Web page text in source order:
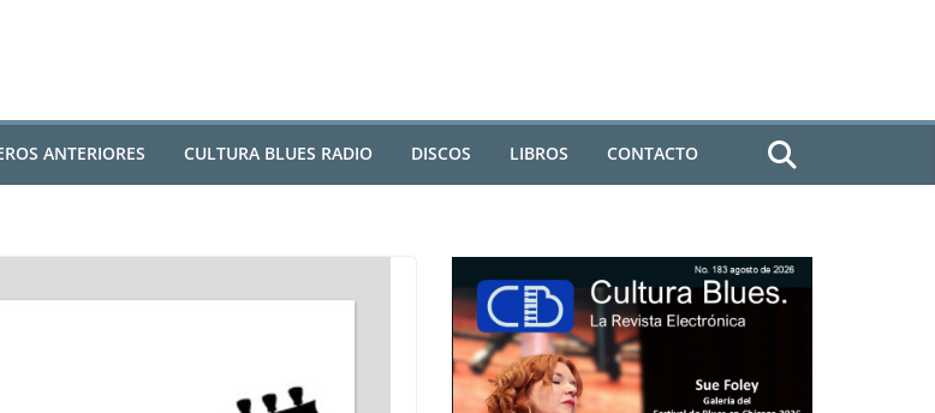
ANTERIORES CULTURA BLUES RADIO DISCOS LIBROS CONTACTO